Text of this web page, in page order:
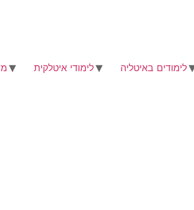
לימודים באיטליה לימודי איטלקית